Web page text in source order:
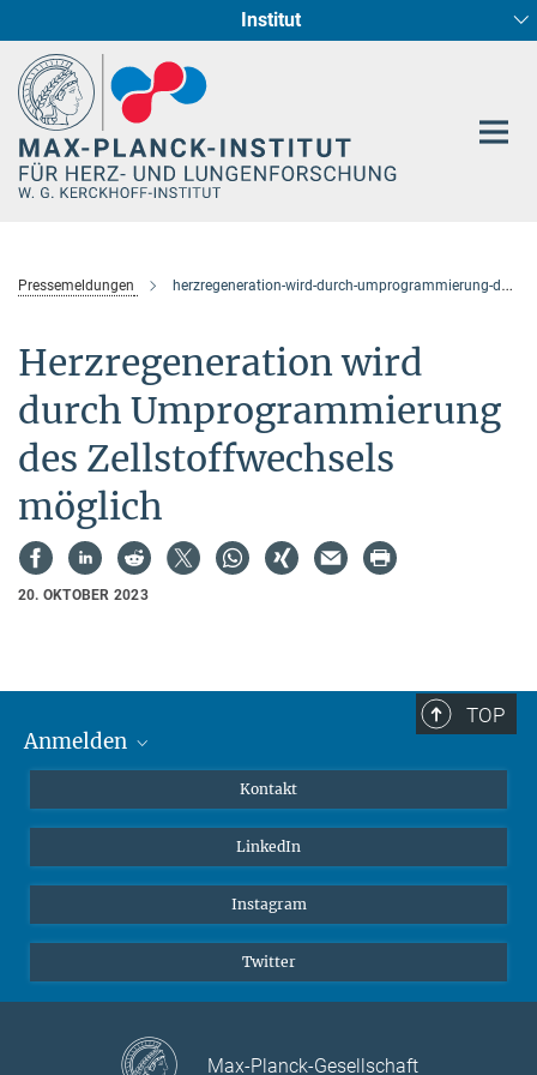
Institut
Entwicklung und Umbau des Herzens (Abt. I)
Pharmakologie (Abt. II)
Genetik der Entwicklung (Abt. III)
Cellular Resilience
Circadiane Rhythmik des Herzstoffwechsels
Neurokardiale Achse
Epigenetics
Pressemeldungen herzregeneration-wird-durch-umprogrammierung-des-zellstoffwechsels-moeglich
Herzregeneration wird
durch Umprogrammierung
des Zellstoffwechsels
möglich
20. OKTOBER 2023
TOP
Anmelden
Webmail
Intranet
Kontakt
LinkedIn
Instagram
Twitter
Max-Planck-Gesellschaft